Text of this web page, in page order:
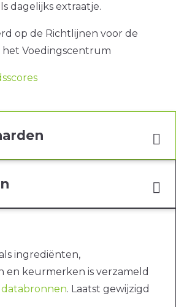
dagelijks extraatje.
op de Richtlijnen voor de
het Voedingscentrum
ingrediënten,
en keurmerken is verzameld
. Laatst gewijzigd